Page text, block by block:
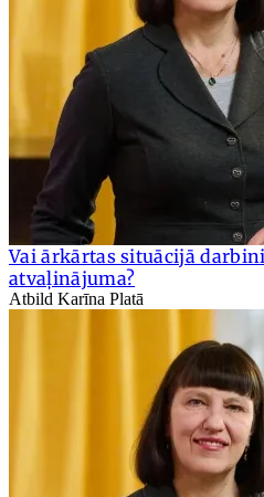
Vai ārkārtas situācijā
atvaļinājuma?
Atbild Karīna Platā